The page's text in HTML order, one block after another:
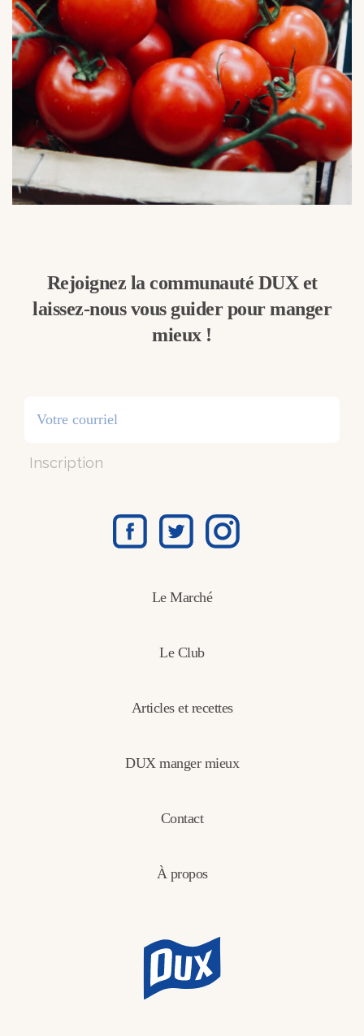
Rejoignez la communauté DUX et
laissez-nous vous guider pour manger
mieux !
Inscription
Le Marché
Le Club
Articles et recettes
DUX manger mieux
Contact
À propos